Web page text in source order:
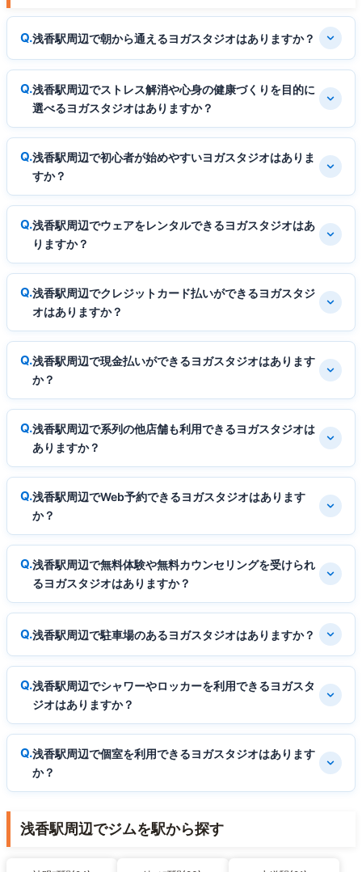
浅香駅周辺で朝から通えるヨガスタジオはありますか？
浅香駅周辺でストレス解消や心身の健康づくりを目的に
選べるヨガスタジオはありますか？
浅香駅周辺で初心者が始めやすいヨガスタジオはありま
すか？
浅香駅周辺でウェアをレンタルできるヨガスタジオはあ
りますか？
浅香駅周辺でクレジットカード払いができるヨガスタジ
オはありますか？
浅香駅周辺で現金払いができるヨガスタジオはあります
か？
浅香駅周辺で系列の他店舗も利用できるヨガスタジオは
ありますか？
浅香駅周辺でWeb予約できるヨガスタジオはあります
か？
浅香駅周辺で無料体験や無料カウンセリングを受けられ
るヨガスタジオはありますか？
浅香駅周辺で駐車場のあるヨガスタジオはありますか？
浅香駅周辺でシャワーやロッカーを利用できるヨガスタ
ジオはありますか？
浅香駅周辺で個室を利用できるヨガスタジオはあります
か？
浅香駅周辺でジムを駅から探す